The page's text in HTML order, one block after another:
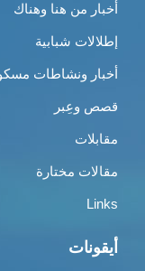
أخبار من هنا وهناك
إطلالات شبابية
أخبار ونشاطات
قصص وعِبر
مقابلات
مقالات مختارة
Links
أيقونات